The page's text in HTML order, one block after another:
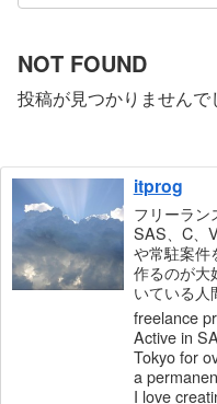
NOT FOUND
投稿が見つかりませんで
itprog
フリーラン
SAS、C、
や常駐案件
作るのが大
いている人
freelance
Active in
Tokyo for
a
I love